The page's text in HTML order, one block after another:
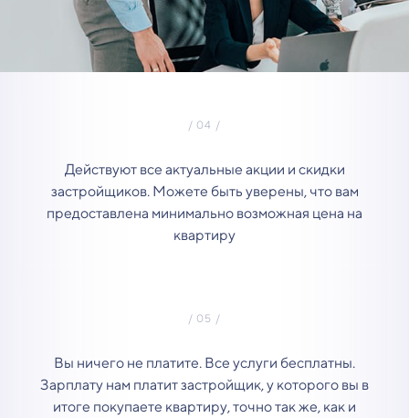
Действуют все актуальные акции и скидки
застройщиков. Можете быть уверены, что вам
предоставлена минимально возможная цена на
квартиру
Вы ничего не платите. Все услуги бесплатны.
Зарплату нам платит застройщик, у которого вы в
итоге покупаете квартиру, точно так же, как и